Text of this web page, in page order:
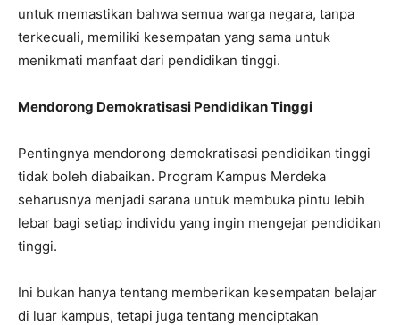
untuk memastikan bahwa semua warga negara, tanpa
terkecuali, memiliki kesempatan yang sama untuk
menikmati manfaat dari pendidikan tinggi.
Mendorong Demokratisasi Pendidikan Tinggi
Pentingnya mendorong demokratisasi pendidikan tinggi
tidak boleh diabaikan. Program Kampus Merdeka
seharusnya menjadi sarana untuk membuka pintu lebih
lebar bagi setiap individu yang ingin mengejar pendidikan
tinggi.
Ini bukan hanya tentang memberikan kesempatan belajar
di luar kampus, tetapi juga tentang menciptakan